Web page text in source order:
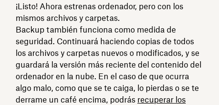
¡Listo! Ahora estrenas ordenador, pero con los
mismos archivos y carpetas.
Backup también funciona como medida de
seguridad. Continuará haciendo copias de todos
los archivos y carpetas nuevos o modificados, y se
guardará la versión más reciente del contenido del
ordenador en la nube. En el caso de que ocurra
algo malo, como que se te caiga, lo pierdas o se te
derrame un café encima, podrás recuperar los